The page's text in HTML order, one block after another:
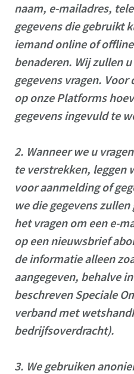
naam, e-mailadres,
gegevens die gebruikt
iemand online of
benaderen. Wij zullen
gegevens vragen. Voor
op onze Platforms
gegevens ingevuld te
2. Wanneer we u
te verstrekken, leggen
voor aanmelding of
we die gegevens
het vragen om een e-
op een nieuwsbrief
de informatie alleen
aangegeven, behalve
beschreven Speciale
verband met
bedrijfsoverdracht).
3. We gebruiken